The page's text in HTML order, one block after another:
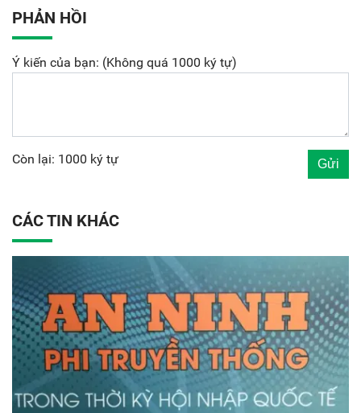
PHẢN HỒI
Ý kiến của bạn: (Không quá 1000 ký tự)
Còn lại: 1000 ký tự
CÁC TIN KHÁC